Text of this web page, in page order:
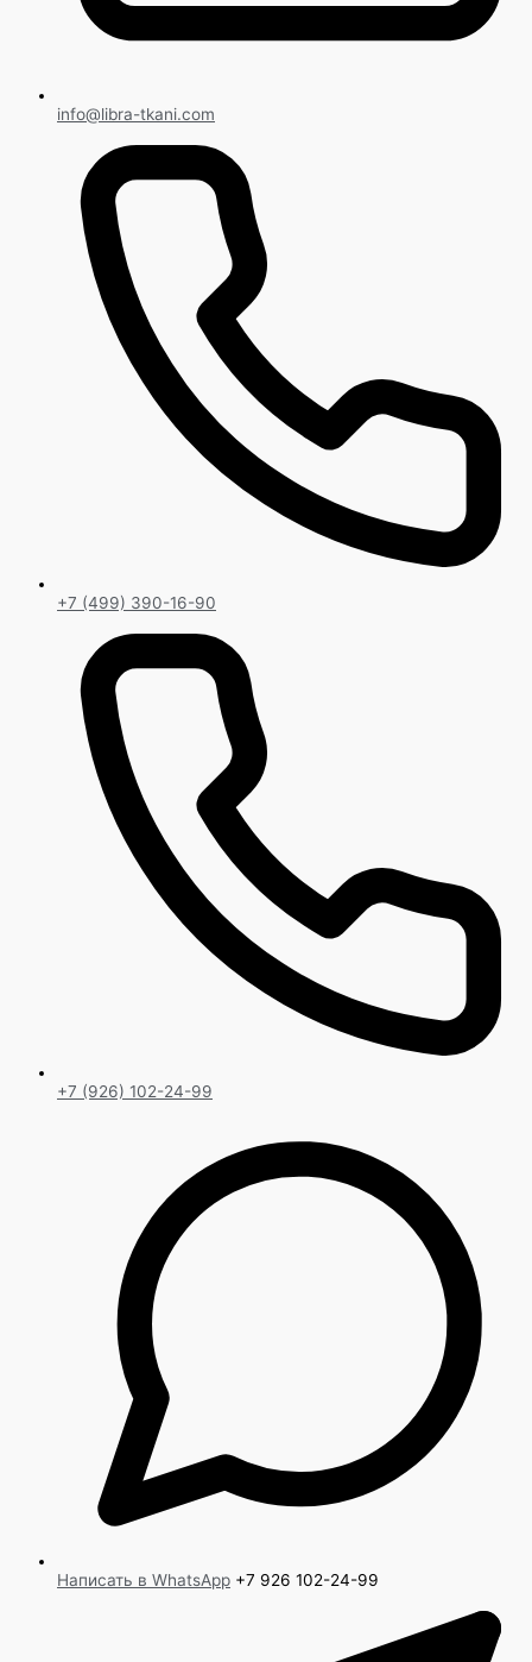
info@libra-tkani.com
+7 (499) 390-16-90
+7 (926) 102-24-99
Написать в WhatsApp +7 926 102-24-99